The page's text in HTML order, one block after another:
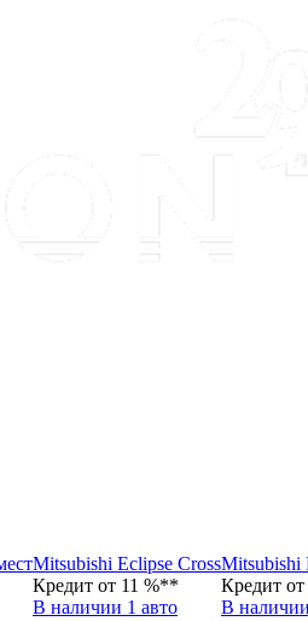
Mitsubishi Eclipse Cross
Кредит от 11 %**
В наличии 1 авто
Mitsubishi
Кредит
В